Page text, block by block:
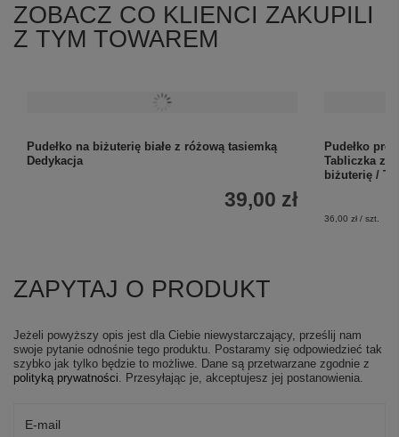
ZOBACZ CO KLIENCI ZAKUPILI
Z TYM TOWAREM
Pudełko na biżuterię białe z różową tasiemką
Dedykacja
39,00 zł
Pudełko
Tabliczka z
biżuterię /
36,00 zł / szt.
ZAPYTAJ O PRODUKT
Jeżeli powyższy opis jest dla Ciebie niewystarczający, prześlij nam
swoje pytanie odnośnie tego produktu. Postaramy się odpowiedzieć tak
szybko jak tylko będzie to możliwe. Dane są przetwarzane zgodnie z
polityką prywatności . Przesyłając je, akceptujesz jej postanowienia.
E-mail